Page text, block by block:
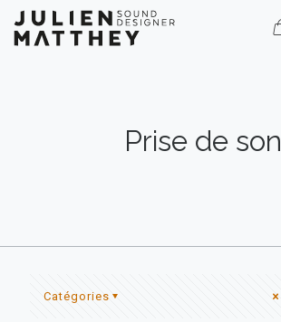
Prise de son
Catégories